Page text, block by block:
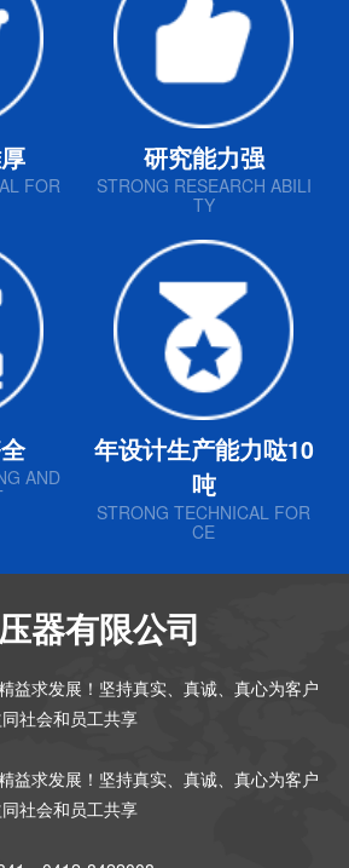
FOR
研究能力强
STRONG RESEARCH ABILI
TY
AND
年设计生产能力哒10
吨
STRONG TECHNICAL FOR
CE
器有限公司
益求发展！坚持真实、真诚、真心为客户
社会和员工共享
益求发展！坚持真实、真诚、真心为客户
社会和员工共享